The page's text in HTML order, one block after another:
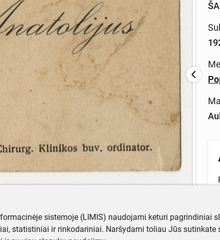
sistemoje (LIMIS) naudojami keturi pagrindiniai
statistiniai ir rinkodariniai. Naršydami toliau Jūs sutinkate